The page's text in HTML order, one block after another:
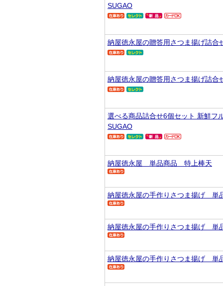
SUGAO
納屋徳永屋の贈答用さつま揚げ詰
納屋徳永屋の贈答用さつま揚げ詰
選べる商品詰合せ6個セット 新鮮フ
SUGAO
納屋徳永屋 単品商品 特上棒天
納屋徳永屋の手作りさつま揚げ
納屋徳永屋の手作りさつま揚げ
納屋徳永屋の手作りさつま揚げ